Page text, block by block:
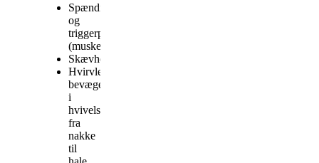
Spændinger
og
triggerpunkter
(muskelknuder)
Skævheder
Hvirvlernes
bevægelse
i
hvivelsøjlen
fra
nakke
til